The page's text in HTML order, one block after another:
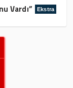
Vardı” Ekstra